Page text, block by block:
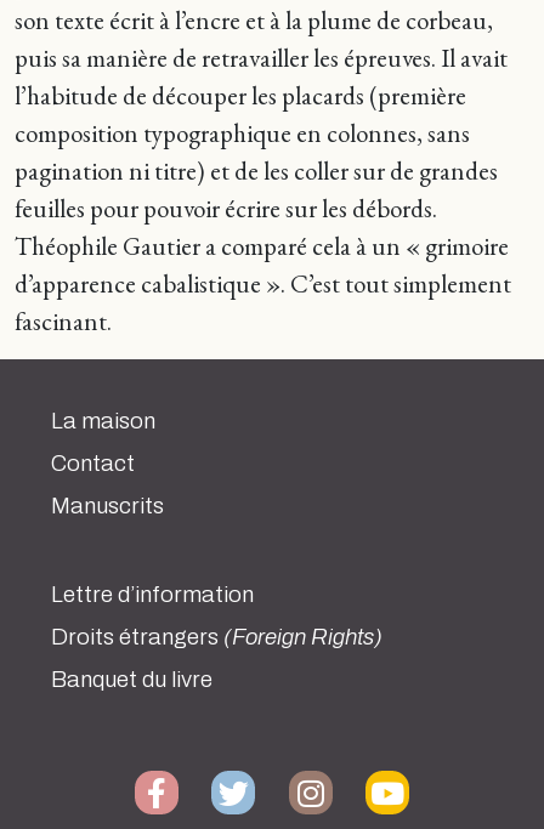
son texte écrit à l’encre et à la plume de corbeau,
puis sa manière de retravailler les épreuves. Il avait
l’habitude de découper les placards (première
composition typographique en colonnes, sans
pagination ni titre) et de les coller sur de grandes
feuilles pour pouvoir écrire sur les débords.
Théophile Gautier a comparé cela à un « grimoire
d’apparence cabalistique ». C’est tout simplement
fascinant.
La maison
Contact
Manuscrits
Lettre d’information
Droits étrangers (Foreign Rights)
Banquet du livre